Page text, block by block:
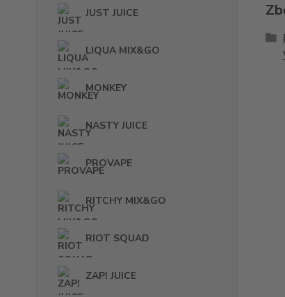
JUST JUICE
LIQUA MIX&GO
MONKEY
NASTY JUICE
PROVAPE
RITCHY MIX&GO
RIOT SQUAD
ZAP! JUICE